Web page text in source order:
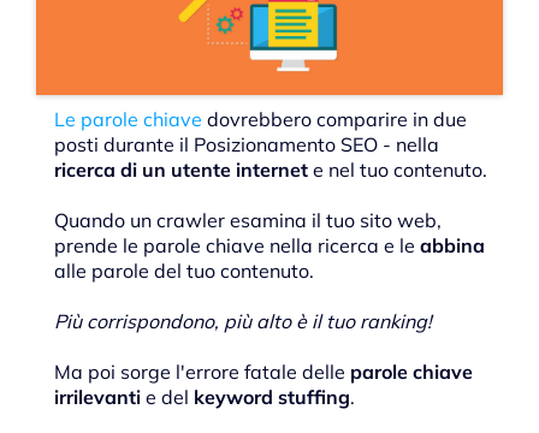
Le parole chiave dovrebbero comparire in due
posti durante il Posizionamento SEO - nella
ricerca di un utente internet e nel tuo contenuto.
Quando un crawler esamina il tuo sito web,
prende le parole chiave nella ricerca e le abbina
alle parole del tuo contenuto.
Più corrispondono, più alto è il tuo ranking!
Ma poi sorge l'errore fatale delle parole chiave
irrilevanti e del keyword stuffing.